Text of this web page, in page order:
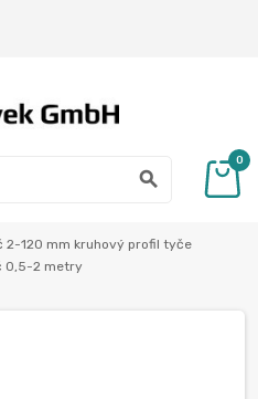
search
0
2-120 mm kruhový profil tyče
0,5-2 metry